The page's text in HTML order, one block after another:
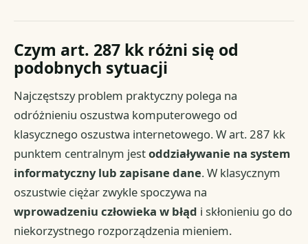
Czym art. 287 kk różni się od
podobnych sytuacji
Najczęstszy problem praktyczny polega na
odróżnieniu oszustwa komputerowego od
klasycznego oszustwa internetowego. W art. 287 kk
punktem centralnym jestoddziaływanie na system
informatyczny lub zapisane dane. W klasycznym
oszustwie ciężar zwykle spoczywa na
wprowadzeniu człowieka w błąd i skłonieniu go do
niekorzystnego rozporządzenia mieniem.